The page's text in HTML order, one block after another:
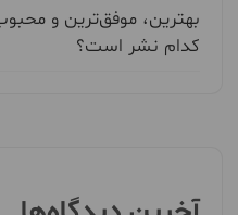
بهترین، موفق‌ترین و
کدام نشر است؟